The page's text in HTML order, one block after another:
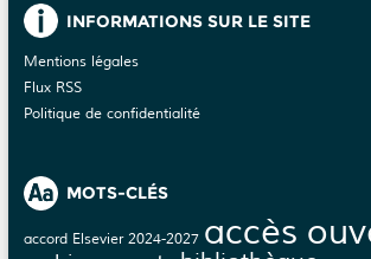
INFORMATIONS SUR LE SITE
Mentions légales
Flux RSS
Politique de confidentialité
MOTS-CLÉS
accord Elsevier 2024-2027 accès